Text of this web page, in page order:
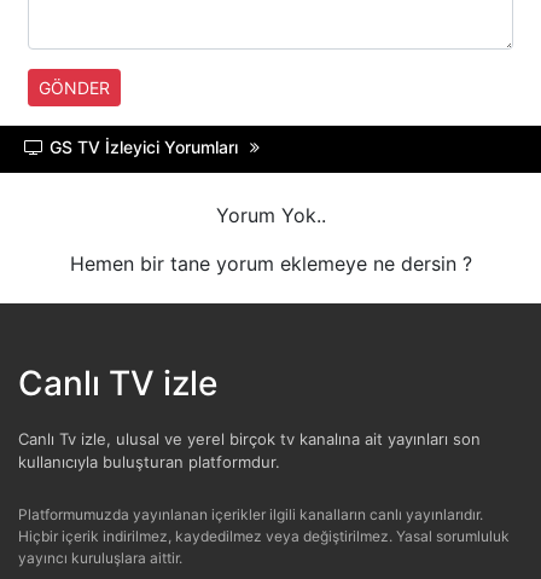
A SPOR
TRT BELGESEL
DMAX
BLOOMBERG HT
GÖNDER
GS TV İzleyici Yorumları
Yorum Yok..
Hemen bir tane yorum eklemeye ne dersin ?
Canlı TV izle
Canlı Tv izle, ulusal ve yerel birçok tv kanalına ait yayınları son
kullanıcıyla buluşturan platformdur.
Platformumuzda yayınlanan içerikler ilgili kanalların canlı yayınlarıdır.
Hiçbir içerik indirilmez, kaydedilmez veya değiştirilmez. Yasal sorumluluk
yayıncı kuruluşlara aittir.